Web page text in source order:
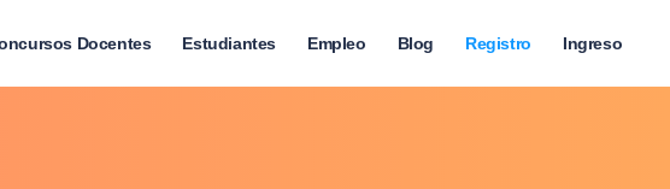
Docentes Estudiantes Empleo Blog Registro Ingreso